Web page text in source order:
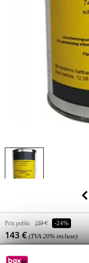
Prix public 189 € -24%
143 € (TVA 20% incluse)
Disponibilité